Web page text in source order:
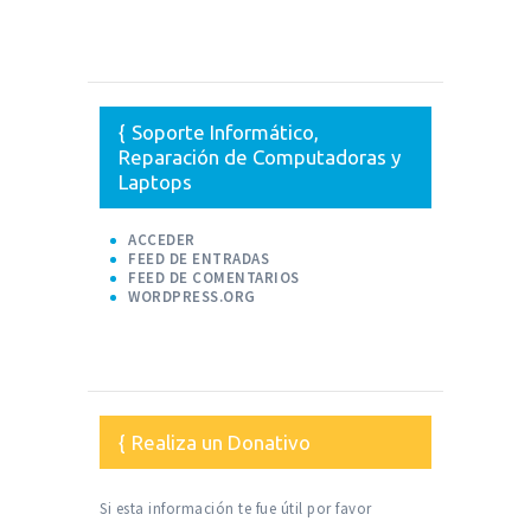
Soporte Informático,
Reparación de Computadoras y
Laptops
ACCEDER
FEED DE ENTRADAS
FEED DE COMENTARIOS
WORDPRESS.ORG
Realiza un Donativo
Si esta información te fue útil por favor